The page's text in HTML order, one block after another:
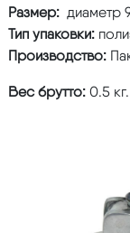
Размер: диаметр
Тип упаковки:
Производство:
Вес брутто: 0.5 кг.